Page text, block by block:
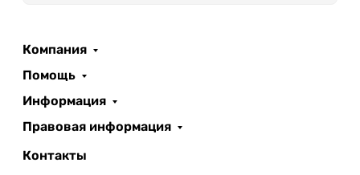
Компания
Помощь
Информация
Правовая информация
Контакты